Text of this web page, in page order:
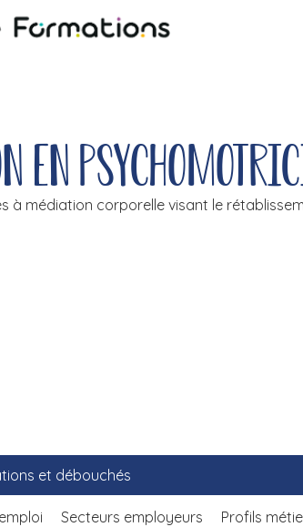
en
à médiation corporelle visant le
et débouchés
Secteurs employeurs Profils